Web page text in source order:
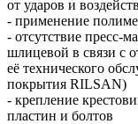
от ударов и
- применение
- отсутствие пресс-
шлицевой в связи с
её технического
покрытия RILSAN)
- крепление
пластин и болтов